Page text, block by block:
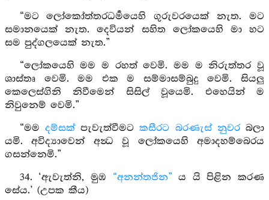
“මට ලෝකෝත්තරධර්‍මයෙහි ගුරුවරයෙක් නැත. මට
සමානයෙක් නැත. දෙවියන් සහිත ලෝකයෙහි මා හට
සම පුද්ගලයෙක් නැත.”
“ලෝකයෙහි මම ම රහත් වෙමි. මම ම නිරුත්තර වූ
ශාස්තෘ වෙමි. මම එක ම සම්මාසම්බුදු වෙමි. සියලු
කෙලෙස්ගිනි නිවීමෙන් සිසිල් වූයෙමි. එහෙයින් ම
නිවුනෙම් වෙමි.”
“මම දම්සක්පැවැත්වීමටකසීරට බරණැස් නුවරබලා
යමි. අවිද්‍යාවෙන් අන්‍ධ වූ ලෝකයෙහි අමාදහම්බෙරය
ගසන්නෙමි.”
34. ‘ඇවැත්නි, මුඹ “අනන්තජින” ය යි පිළින කරණ
සේය.’ (උපක කීය)